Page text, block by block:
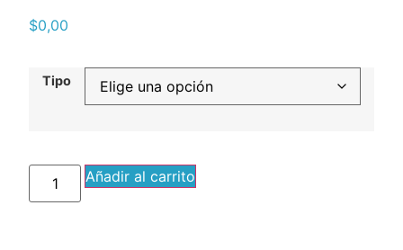
$0,00
Tipo
Añadir al carrito